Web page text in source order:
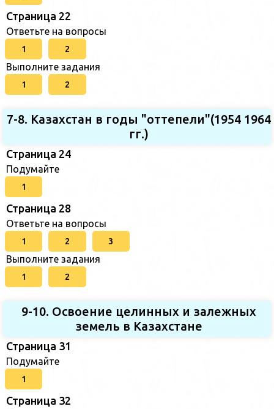
Страница 22
Ответьте на вопросы
1 2
Выполните задания
1 2
7-8. Казахстан в годы "оттепели"(1954 1964
гг.)
Страница 24
Подумайте
1
Страница 28
Ответьте на вопросы
1 2 3
Выполните задания
1 2
9-10. Освоение целинных и залежных
земель в Казахстане
Страница 31
Подумайте
1
Страница 32